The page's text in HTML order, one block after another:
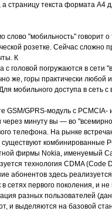
страницу текста формата А4
"мобильность" говорит о
розетке. Сейчас сложно
К
головой погружаются в сети
же, горы практически
мобильного доступа в сеть
GSM/GPRS-модуль с
через минуту вы — во
телефона. На рынке
комбинированные
фирмы Nokia, именуемый
технология CDMA
абонентов здесь
в сетях первого поколения, и
разных пользователей
и выделяются на базовой